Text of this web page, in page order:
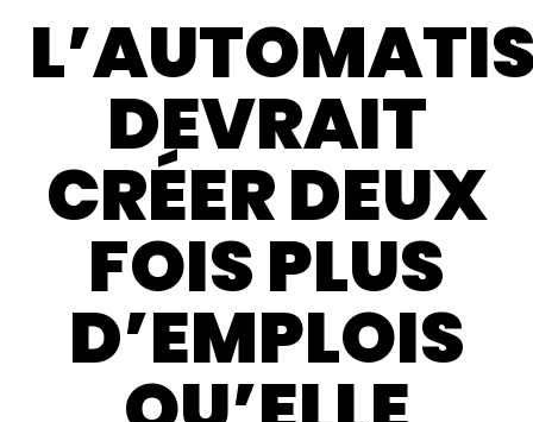
DEVRAIT
CRÉER DEUX
FOIS PLUS
D’EMPLOIS